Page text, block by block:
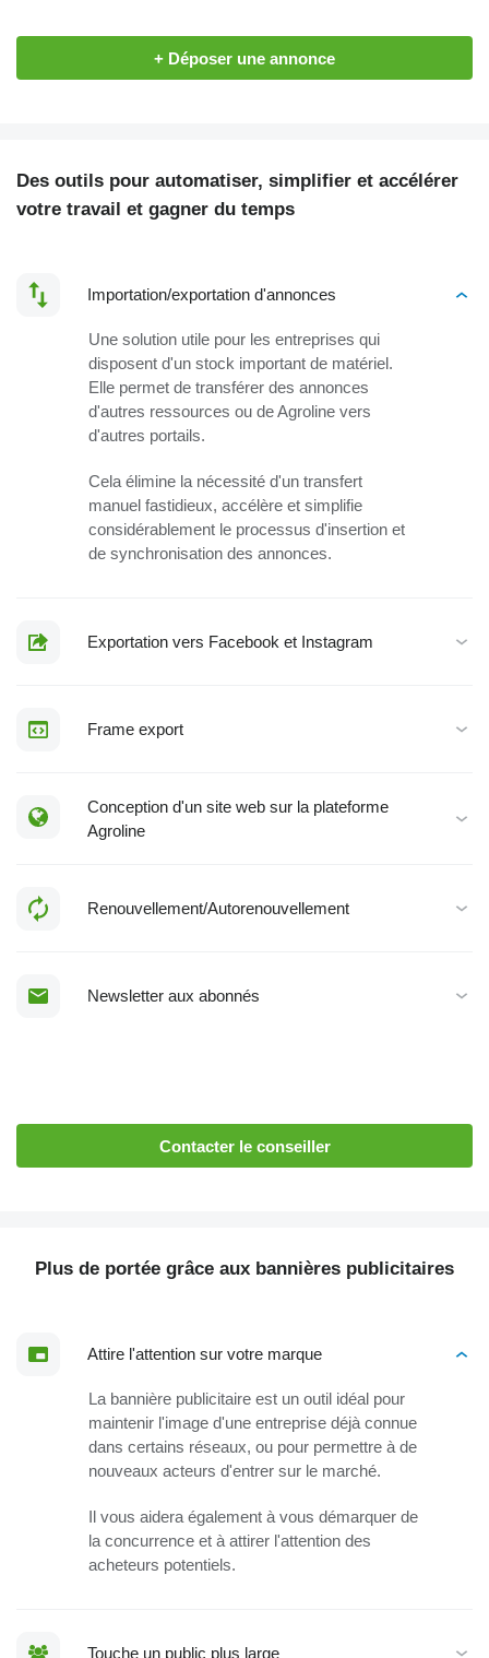
+ Déposer une annonce
Des outils pour automatiser, simplifier et accélérer
votre travail et gagner du temps
Importation/exportation d'annonces
Une solution utile pour les entreprises qui
disposent d'un stock important de matériel.
Elle permet de transférer des annonces
d'autres ressources ou de Agroline vers
d'autres portails.
Cela élimine la nécessité d'un transfert
manuel fastidieux, accélère et simplifie
considérablement le processus d'insertion et
de synchronisation des annonces.
Exportation vers Facebook et Instagram
Frame export
Conception d'un site web sur la plateforme
Agroline
Renouvellement/Autorenouvellement
Newsletter aux abonnés
Contacter le conseiller
Plus de portée grâce aux bannières publicitaires
Attire l'attention sur votre marque
La bannière publicitaire est un outil idéal pour
maintenir l'image d'une entreprise déjà connue
dans certains réseaux, ou pour permettre à de
nouveaux acteurs d'entrer sur le marché.
Il vous aidera également à vous démarquer de
la concurrence et à attirer l'attention des
acheteurs potentiels.
Touche un public plus large